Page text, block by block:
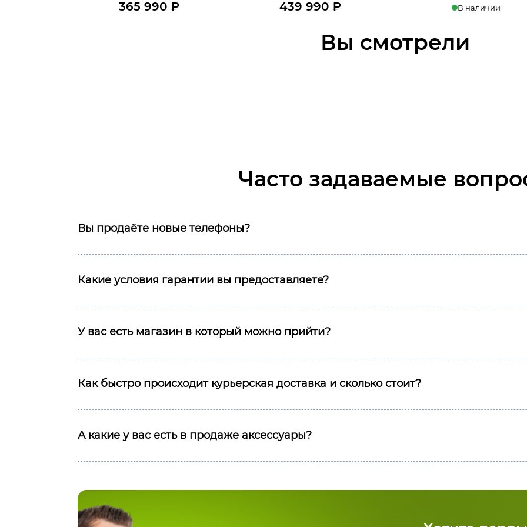
365 990 ₽ 439 990 ₽ В наличии
Вы смотрели
Часто задаваемые
Вы продаёте новые телефоны?
Какие условия гарантии вы предоставляете?
У вас есть магазин в который можно прийти?
Как быстро происходит курьерская доставка и сколько стоит?
А какие у вас есть в продаже аксессуары?